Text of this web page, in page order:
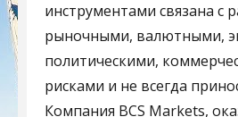
инструментами связана с
рыночными, валютными,
политическими,
рисками и не всегда
Компания BCS Markets,